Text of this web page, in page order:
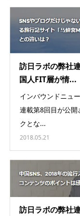
訪日ラボの弊社
国人FIT層が情...
インバウンドニュ
連載第8回目が公
クとな...
2018.05.21
訪日ラボの弊社